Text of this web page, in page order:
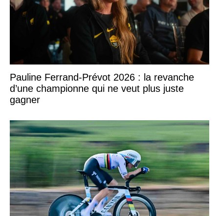
Pauline Ferrand-Prévot 2026 : la revanche
d’une championne qui ne veut plus juste
gagner